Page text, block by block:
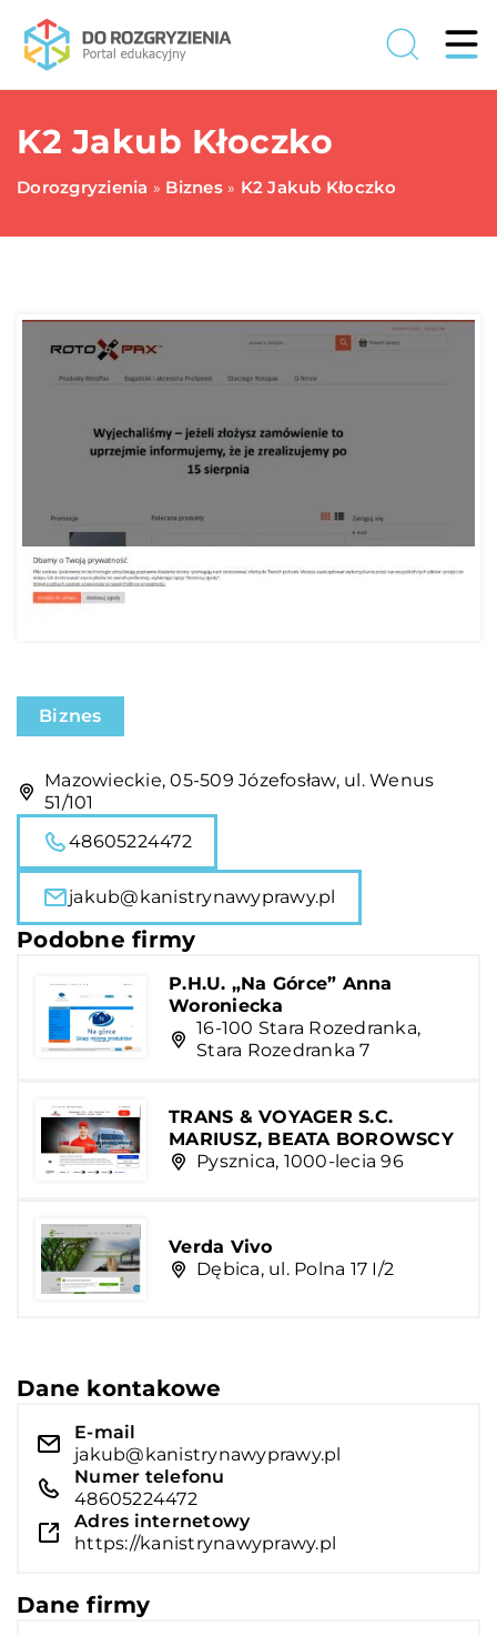
K2 Jakub Kłoczko
Dorozgryzienia » Biznes» K2 Jakub Kłoczko
Biznes
Mazowieckie, 05-509 Józefosław, ul. Wenus
51/101
48605224472
jakub@kanistrynawyprawy.pl
Podobne firmy
P.H.U. „Na Górce” Anna
Woroniecka
16-100 Stara Rozedranka,
Stara Rozedranka 7
TRANS & VOYAGER S.C.
MARIUSZ, BEATA BOROWSCY
Pysznica, 1000-lecia 96
Verda Vivo
Dębica, ul. Polna 17 I/2
Dane kontakowe
E-mail
jakub@kanistrynawyprawy.pl
Numer telefonu
48605224472
Adres internetowy
https://kanistrynawyprawy.pl
Dane firmy